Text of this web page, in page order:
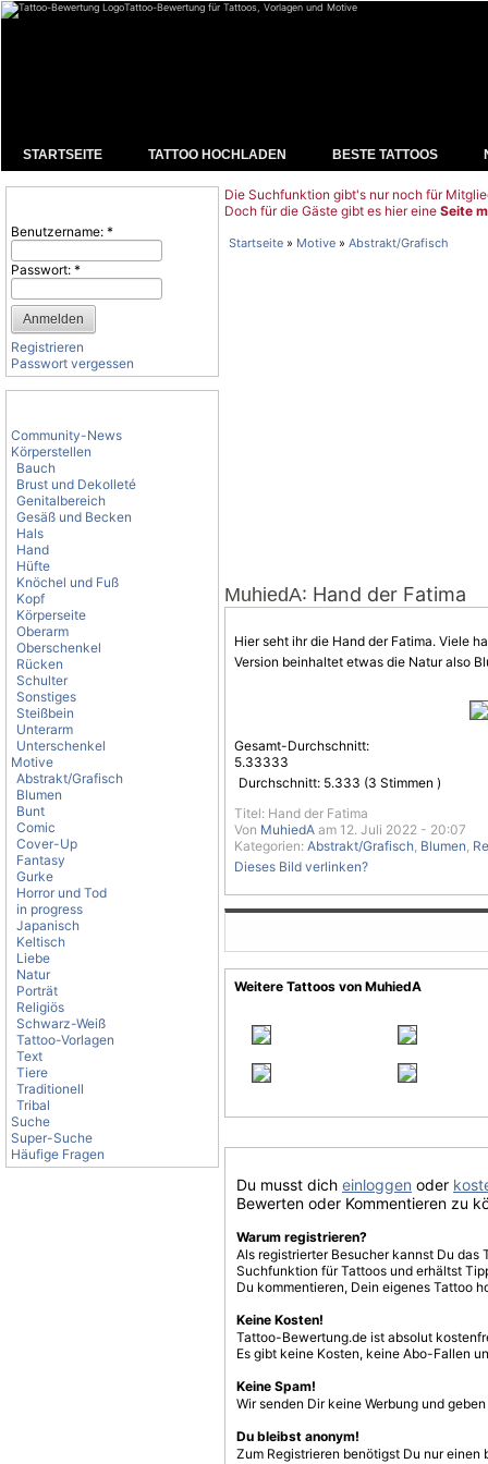
Tattoo-Bewertung für Tattoos, Vorlagen und Motive
STARTSEITE TATTOO HOCHLADEN BESTE TATTOOS
Benutzername: *
Passwort: *
Registrieren
Passwort vergessen
Community-News
Körperstellen
Bauch
Brust und Dekolleté
Genitalbereich
Gesäß und Becken
Hals
Hand
Hüfte
Knöchel und Fuß
Kopf
Körperseite
Oberarm
Oberschenkel
Rücken
Schulter
Sonstiges
Steißbein
Unterarm
Unterschenkel
Motive
Abstrakt/Grafisch
Blumen
Bunt
Comic
Cover-Up
Fantasy
Gurke
Horror und Tod
in progress
Japanisch
Keltisch
Liebe
Natur
Porträt
Religiös
Schwarz-Weiß
Tattoo-Vorlagen
Text
Tiere
Traditionell
Tribal
Suche
Super-Suche
Häufige Fragen
Die Suchfunktion gibt's nur noch für
Doch für die Gäste gibt es hier eine Seite
Startseite » Motive » Abstrakt/Grafisch
MuhiedA: Hand der Fatima
Hier seht ihr die Hand der Fatima. Viele
Version beinhaltet etwas die Natur also
Gesamt-Durchschnitt:
5.33333
Durchschnitt: 5.333 (3 Stimmen )
Titel: Hand der Fatima
Von MuhiedA am 12. Juli 2022 - 20:07
Kategorien: Abstrakt/Grafisch, Blumen,
Dieses Bild verlinken?
Weitere Tattoos von MuhiedA
Du musst dich einloggen oder
Bewerten oder Kommentieren zu
Warum registrieren?
Als registrierter Besucher kannst Du
Suchfunktion für Tattoos und erhältst
Du kommentieren, Dein eigenes Tattoo
Keine Kosten!
Tattoo-Bewertung.de ist absolut
Es gibt keine Kosten, keine Abo-Fallen
Keine Spam!
Wir senden Dir keine Werbung und
Du bleibst anonym!
Zum Registrieren benötigst Du nur einen